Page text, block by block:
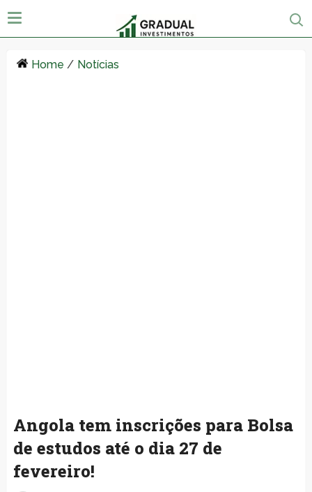
Home / Notícias
Angola tem inscrições para Bolsa
de estudos até o dia 27 de
fevereiro!